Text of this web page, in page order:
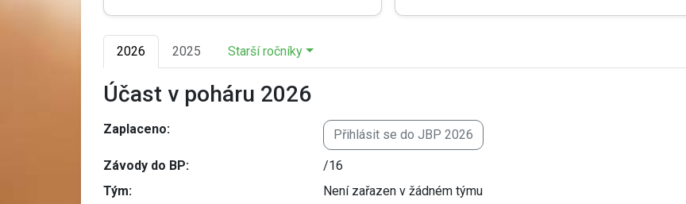
2026 2025 Starší ročníky
Účast v poháru 2026
Zaplaceno: Přihlásit se do JBP 2026
Závody do BP:
/16
Tým:
Není zařazen v žádném týmu